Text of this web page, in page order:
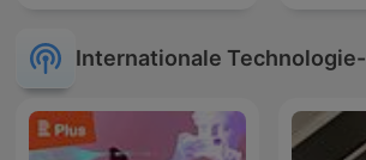
Internationale